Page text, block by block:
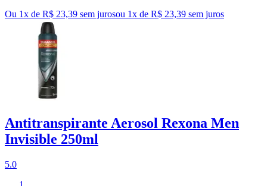
Ou 1x de R$ 23,39 sem jurosou 1x de R$ 23,39 sem juros
Antitranspirante Aerosol Rexona Men
Invisible 250ml
5.0